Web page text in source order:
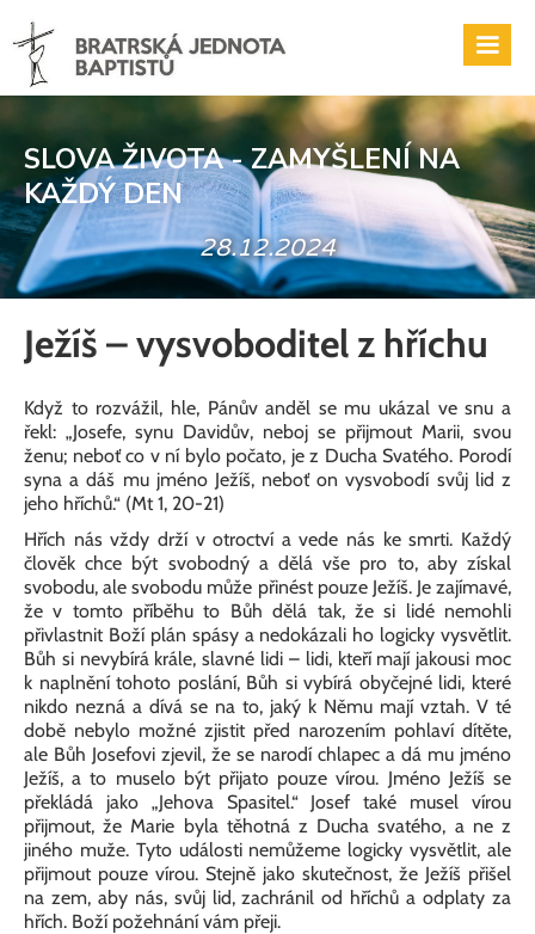
SLOVA ŽIVOTA - ZAMYŠLENÍ NA
KAŽDÝ DEN
28.12.2024
Ježíš – vysvoboditel z hříchu
Když to rozvážil, hle, Pánův anděl se mu ukázal ve snu a
řekl: „Josefe, synu Davidův, neboj se přijmout Marii, svou
ženu; neboť co v ní bylo počato, je z Ducha Svatého. Porodí
syna a dáš mu jméno Ježíš, neboť on vysvobodí svůj lid z
jeho hříchů.“ (Mt 1, 20-21)
Hřích nás vždy drží v otroctví a vede nás ke smrti. Každý
člověk chce být svobodný a dělá vše pro to, aby získal
svobodu, ale svobodu může přinést pouze Ježíš. Je zajímavé,
že v tomto příběhu to Bůh dělá tak, že si lidé nemohli
přivlastnit Boží plán spásy a nedokázali ho logicky vysvětlit.
Bůh si nevybírá krále, slavné lidi – lidi, kteří mají jakousi moc
k naplnění tohoto poslání, Bůh si vybírá obyčejné lidi, které
nikdo nezná a dívá se na to, jaký k Němu mají vztah. V té
době nebylo možné zjistit před narozením pohlaví dítěte,
ale Bůh Josefovi zjevil, že se narodí chlapec a dá mu jméno
Ježíš, a to muselo být přijato pouze vírou. Jméno Ježíš se
překládá jako „Jehova Spasitel.“ Josef také musel vírou
přijmout, že Marie byla těhotná z Ducha svatého, a ne z
jiného muže. Tyto události nemůžeme logicky vysvětlit, ale
přijmout pouze vírou. Stejně jako skutečnost, že Ježíš přišel
na zem, aby nás, svůj lid, zachránil od hříchů a odplaty za
hřích. Boží požehnání vám přeji.